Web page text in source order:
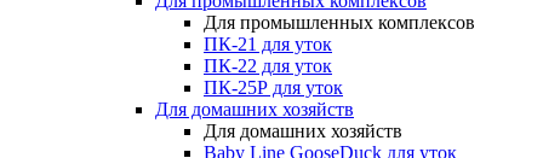
Для промышленных комплексов
ПК-21 для уток
ПК-22 для уток
ПК-25Р для уток
Для домашних хозяйств
Для домашних хозяйств
Baby Line GooseDuck для уток